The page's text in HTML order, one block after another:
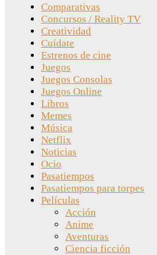
Comparativas
Concursos / Reality TV
Creatividad
Cuídate
Estrenos de cine
Juegos
Juegos Consolas
Juegos Online
Libros
Memes
Música
Netflix
Noticias
Ocio
Pasatiempos
Pasatiempos para torpes
Películas
Acción
Anime
Aventuras
Ciencia ficción